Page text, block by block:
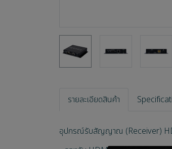
รายละเอียดสินค้า
อุปกรณ์รับสัญญาณ (Receiver)